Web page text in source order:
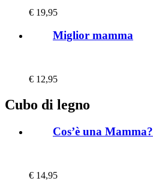
€ 19,95
Miglior mamma
€ 12,95
Cubo di legno
Cos’è una Mamma?
€ 14,95